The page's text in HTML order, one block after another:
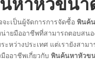
ะเป็นผู้จัดการการจัดซื้อ พินค้
ายมืออาชีพที่สามารถตอบสน
ะหว่างประเทศ แต่เรายังสา
ออาชีพเกี่ยวกับ พินค้นหาหัวข